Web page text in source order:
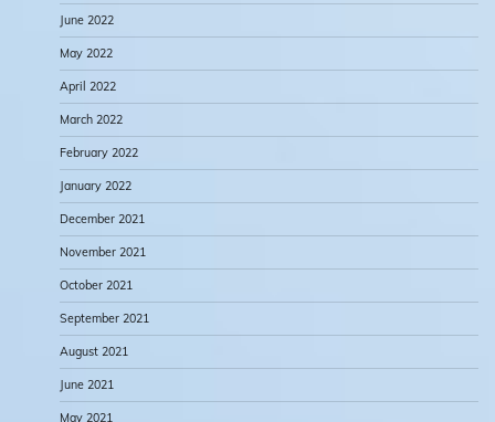
June 2022
May 2022
April 2022
March 2022
February 2022
January 2022
December 2021
November 2021
October 2021
September 2021
August 2021
June 2021
May 2021